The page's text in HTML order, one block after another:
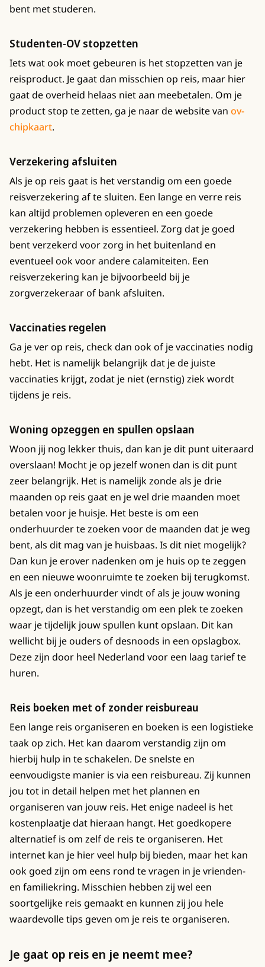
bent met studeren.
Studenten-OV stopzetten
Iets wat ook moet gebeuren is het stopzetten van je
reisproduct. Je gaat dan misschien op reis, maar hier
gaat de overheid helaas niet aan meebetalen. Om je
product stop te zetten, ga je naar de website van ov-
chipkaart.
Verzekering afsluiten
Als je op reis gaat is het verstandig om een goede
reisverzekering af te sluiten. Een lange en verre reis
kan altijd problemen opleveren en een goede
verzekering hebben is essentieel. Zorg dat je goed
bent verzekerd voor zorg in het buitenland en
eventueel ook voor andere calamiteiten. Een
reisverzekering kan je bijvoorbeeld bij je
zorgverzekeraar of bank afsluiten.
Vaccinaties regelen
Ga je ver op reis, check dan ook of je vaccinaties nodig
hebt. Het is namelijk belangrijk dat je de juiste
vaccinaties krijgt, zodat je niet (ernstig) ziek wordt
tijdens je reis.
Woning opzeggen en spullen opslaan
Woon jij nog lekker thuis, dan kan je dit punt uiteraard
overslaan! Mocht je op jezelf wonen dan is dit punt
zeer belangrijk. Het is namelijk zonde als je drie
maanden op reis gaat en je wel drie maanden moet
betalen voor je huisje. Het beste is om een
onderhuurder te zoeken voor de maanden dat je weg
bent, als dit mag van je huisbaas. Is dit niet mogelijk?
Dan kun je erover nadenken om je huis op te zeggen
en een nieuwe woonruimte te zoeken bij terugkomst.
Als je een onderhuurder vindt of als je jouw woning
opzegt, dan is het verstandig om een plek te zoeken
waar je tijdelijk jouw spullen kunt opslaan. Dit kan
wellicht bij je ouders of desnoods in een opslagbox.
Deze zijn door heel Nederland voor een laag tarief te
huren.
Reis boeken met of zonder reisbureau
Een lange reis organiseren en boeken is een logistieke
taak op zich. Het kan daarom verstandig zijn om
hierbij hulp in te schakelen. De snelste en
eenvoudigste manier is via een reisbureau. Zij kunnen
jou tot in detail helpen met het plannen en
organiseren van jouw reis. Het enige nadeel is het
kostenplaatje dat hieraan hangt. Het goedkopere
alternatief is om zelf de reis te organiseren. Het
internet kan je hier veel hulp bij bieden, maar het kan
ook goed zijn om eens rond te vragen in je vrienden-
en familiekring. Misschien hebben zij wel een
soortgelijke reis gemaakt en kunnen zij jou hele
waardevolle tips geven om je reis te organiseren.
Je gaat op reis en je neemt mee?